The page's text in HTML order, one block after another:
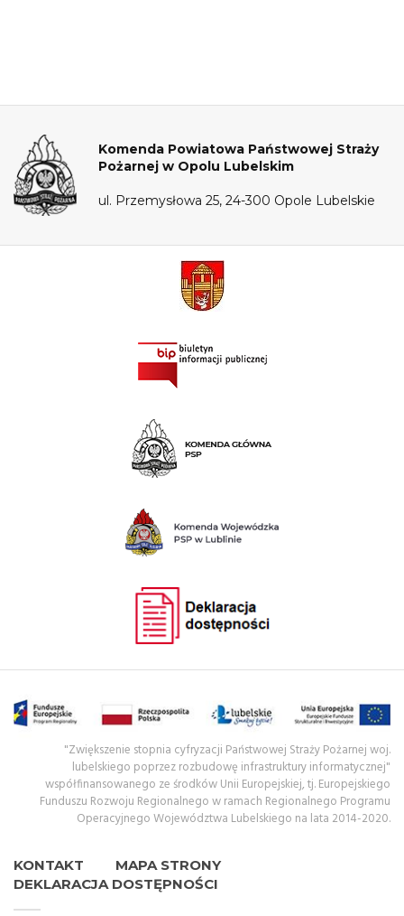
Komenda Powiatowa Państwowej Straży
Pożarnej w Opolu Lubelskim
ul. Przemysłowa 25, 24-300 Opole Lubelskie
KONTAKT
MAPA STRONY
DEKLARACJA DOSTĘPNOŚCI
"Zwiększenie stopnia cyfryzacji Państwowej Straży Pożarnej woj.
lubelskiego poprzez rozbudowę infrastruktury informatycznej"
współfinansowanego ze środków Unii Europejskiej, tj. Europejskiego
Funduszu Rozwoju Regionalnego w ramach Regionalnego Programu
Operacyjnego Województwa Lubelskiego na lata 2014-2020.